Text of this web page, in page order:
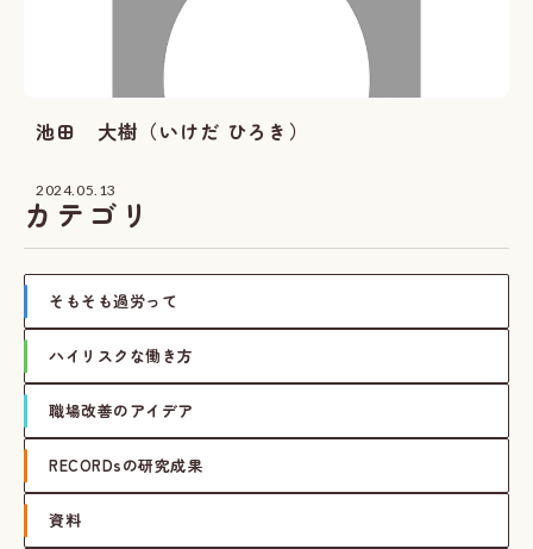
池田 大樹（いけだ ひろき）
2024.05.13
カテゴリ
そもそも過労って
ハイリスクな働き方
職場改善のアイデア
RECORDsの研究成果
資料